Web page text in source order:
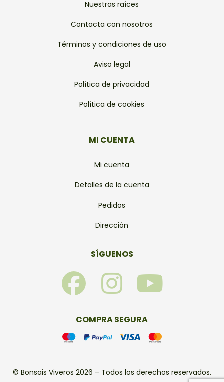
Nuestras raíces
Contacta con nosotros
Términos y condiciones de uso
Aviso legal
Política de privacidad
Política de cookies
MI CUENTA
Mi cuenta
Detalles de la cuenta
Pedidos
Dirección
SÍGUENOS
F
a
c
e
I
n
s
t
Y
u
t
COMPRA SEGURA
© Bonsais Viveros 2026 – Todos los derechos reservados.